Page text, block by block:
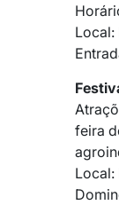
Local:
feira
Local: